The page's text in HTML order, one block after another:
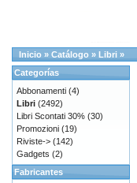
Inicio » Catálogo » Libri »
Categorías
Abbonamenti (4)
Libri (2492)
Libri Scontati 30% (30)
Promozioni (19)
Riviste-> (142)
Gadgets (2)
Fabricantes